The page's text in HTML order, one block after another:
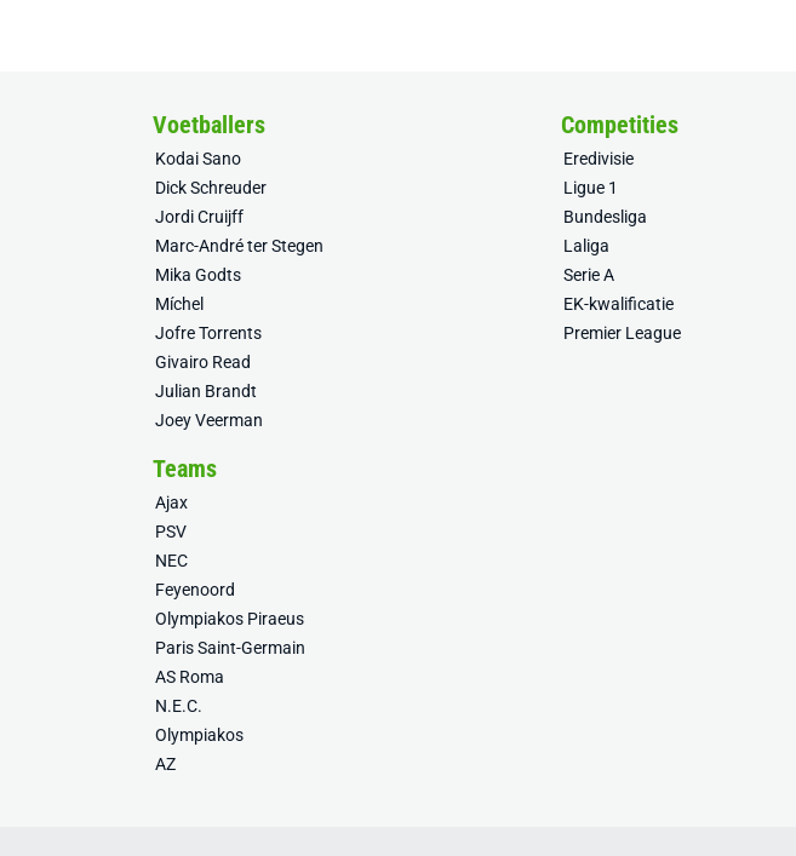
Voetballers
Kodai Sano
Dick Schreuder
Jordi Cruijff
Marc-André ter Stegen
Mika Godts
Míchel
Jofre Torrents
Givairo Read
Julian Brandt
Joey Veerman
Competities
Eredivisie
Ligue 1
Bundesliga
Laliga
Serie A
EK-kwalificatie
Premier League
Teams
Ajax
PSV
NEC
Feyenoord
Olympiakos Piraeus
Paris Saint-Germain
AS Roma
N.E.C.
Olympiakos
AZ